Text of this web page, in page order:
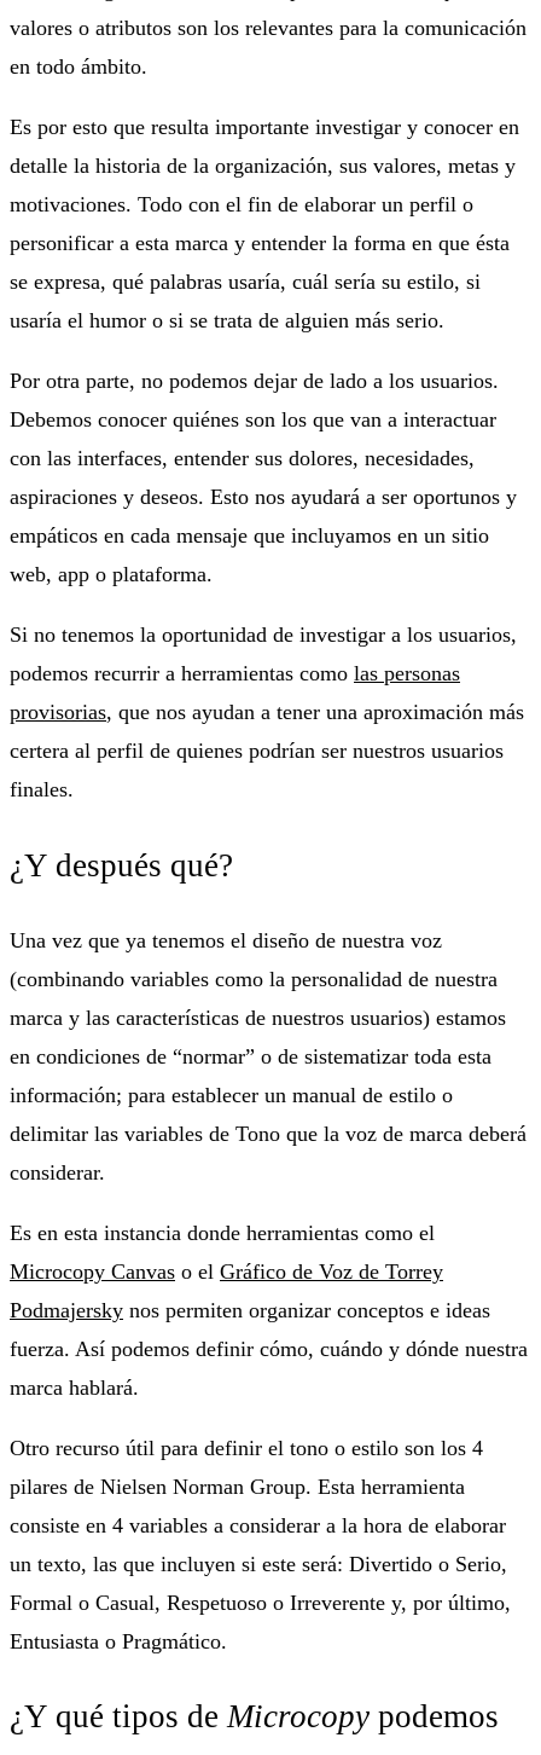
valores o atributos son los relevantes para la comunicación
en todo ámbito.
Es por esto que resulta importante investigar y conocer en
detalle la historia de la organización, sus valores, metas y
motivaciones. Todo con el fin de elaborar un perfil o
personificar a esta marca y entender la forma en que ésta
se expresa, qué palabras usaría, cuál sería su estilo, si
usaría el humor o si se trata de alguien más serio.
Por otra parte, no podemos dejar de lado a los usuarios.
Debemos conocer quiénes son los que van a interactuar
con las interfaces, entender sus dolores, necesidades,
aspiraciones y deseos. Esto nos ayudará a ser oportunos y
empáticos en cada mensaje que incluyamos en un sitio
web, app o plataforma.
Si no tenemos la oportunidad de investigar a los usuarios,
podemos recurrir a herramientas como las personas
provisorias, que nos ayudan a tener una aproximación más
certera al perfil de quienes podrían ser nuestros usuarios
finales.
¿Y después qué?
Una vez que ya tenemos el diseño de nuestra voz
(combinando variables como la personalidad de nuestra
marca y las características de nuestros usuarios) estamos
en condiciones de “normar” o de sistematizar toda esta
información; para establecer un manual de estilo o
delimitar las variables de Tono que la voz de marca deberá
considerar.
Es en esta instancia donde herramientas como el
Microcopy Canvas o el Gráfico de Voz de Torrey
Podmajersky nos permiten organizar conceptos e ideas
fuerza. Así podemos definir cómo, cuándo y dónde nuestra
marca hablará.
Otro recurso útil para definir el tono o estilo son los 4
pilares de Nielsen Norman Group. Esta herramienta
consiste en 4 variables a considerar a la hora de elaborar
un texto, las que incluyen si este será: Divertido o Serio,
Formal o Casual, Respetuoso o Irreverente y, por último,
Entusiasta o Pragmático.
¿Y qué tipos deMicrocopy podemos